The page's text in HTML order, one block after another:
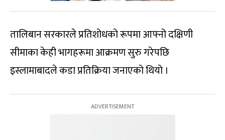
तालिबान सरकारले प्रतिशोधको रूपमा आफ्नो दक्षिणी
सीमाका केही भागहरूमा आक्रमण सुरु गरेपछि
इस्लामाबादले कडा प्रतिक्रिया जनाएको थियो ।